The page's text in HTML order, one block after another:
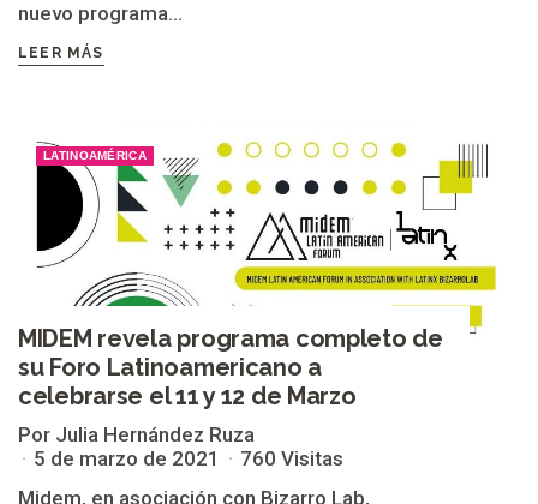
nuevo programa...
LEER MÁS
LATINOAMÉRICA
MIDEM revela programa completo de
su Foro Latinoamericano a
celebrarse el 11 y 12 de Marzo
Por Julia Hernández Ruza
5 de marzo de 2021
760 Visitas
Midem, en asociación con Bizarro Lab,